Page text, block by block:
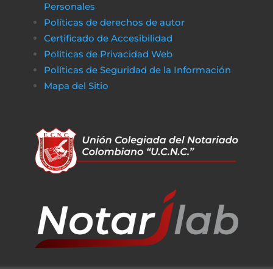
Personales
Políticas de derechos de autor
Certificado de Accesibilidad
Políticas de Privacidad Web
Políticas de Seguridad de la Información
Mapa del Sitio